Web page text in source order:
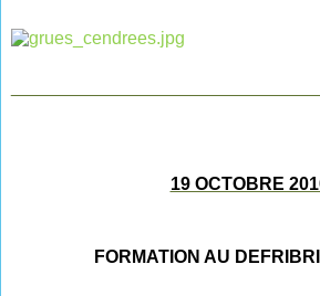
19 OCTOBRE
FORMATION AU